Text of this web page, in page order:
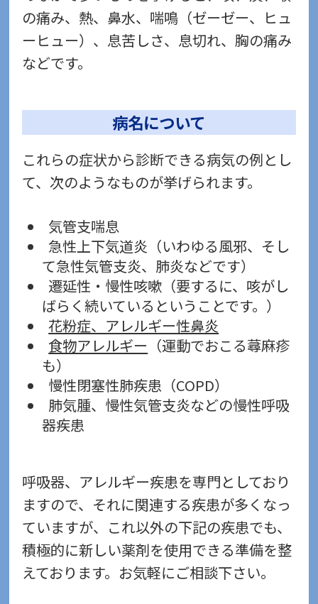
の痛み、熱、鼻水、喘鳴（ゼーゼー、ヒュ
ーヒュー）、息苦しさ、息切れ、胸の痛み
などです。
病名について
これらの症状から診断できる病気の例とし
て、次のようなものが挙げられます。
気管支喘息
急性上下気道炎（いわゆる風邪、そし
て急性気管支炎、肺炎などです）
遷延性・慢性咳嗽（要するに、咳がし
ばらく続いているということです。）
花粉症、アレルギー性鼻炎
食物アレルギー （運動でおこる蕁麻疹
も）
慢性閉塞性肺疾患（COPD）
肺気腫、慢性気管支炎などの慢性呼吸
器疾患
呼吸器、アレルギー疾患を専門としており
ますので、それに関連する疾患が多くなっ
ていますが、これ以外の下記の疾患でも、
積極的に新しい薬剤を使用できる準備を整
えております。お気軽にご相談下さい。